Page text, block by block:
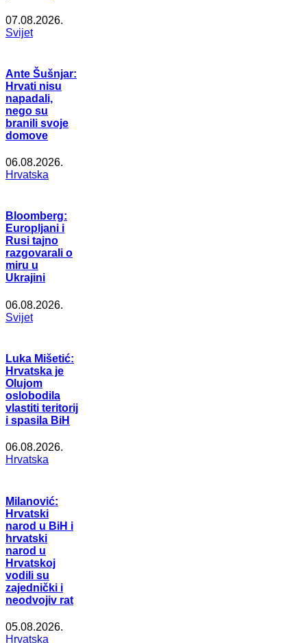
07.08.2026.
Svijet
Ante Šušnjar:
Hrvati nisu
napadali,
nego su
branili svoje
domove
06.08.2026.
Hrvatska
Bloomberg:
Europljani i
Rusi tajno
razgovarali o
miru u
Ukrajini
06.08.2026.
Svijet
Luka Mišetić:
Hrvatska je
Olujom
oslobodila
vlastiti teritorij
i spasila BiH
06.08.2026.
Hrvatska
Milanović:
Hrvatski
narod u BiH i
hrvatski
narod u
Hrvatskoj
vodili su
zajednički i
neodvojiv rat
05.08.2026.
Hrvatska